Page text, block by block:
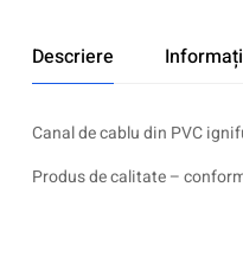
Descriere
Canal de cablu din PVC
Produs de calitate –